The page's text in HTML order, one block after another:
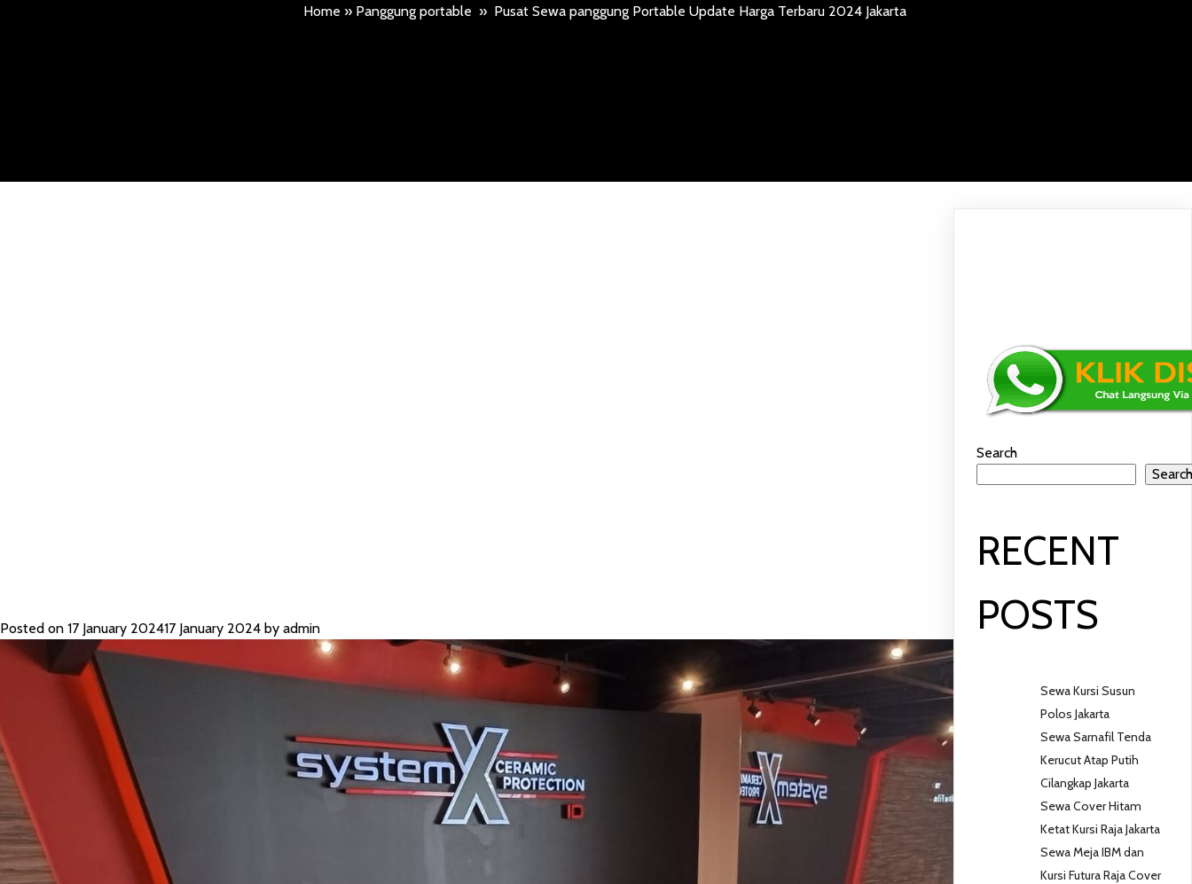
Home » Panggung portable » Pusat Sewa panggung Portable Update Harga Terbaru 2024 Jakarta
Posted on 17 January 202417 January 2024 by admin
Search
RECENT
POSTS
Sewa Kursi Susun
Polos Jakarta
Sewa Sarnafil Tenda
Kerucut Atap Putih
Cilangkap Jakarta
Sewa Cover Hitam
Ketat Kursi Raja Jakarta
Sewa Meja IBM dan
Kursi Futura Raja Cover